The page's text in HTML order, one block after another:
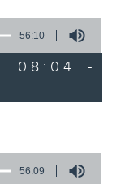
56:10
08:04 -
56:09